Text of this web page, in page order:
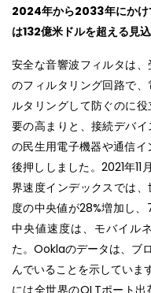
2024年から2033年にか
は132億米ドルを超える見込
安全な音響波フィルタは
のフィルタリング回路で
ルタリングして防ぐのに
要の高まりと、接続デバ
の民生用電子機器や通信
後押ししました。2021年
界速度インデックスでは
度の中央値が28%増加し
中央値速度は、モバイル
た。Ooklaのデータは、ブ
んでいることを示してい